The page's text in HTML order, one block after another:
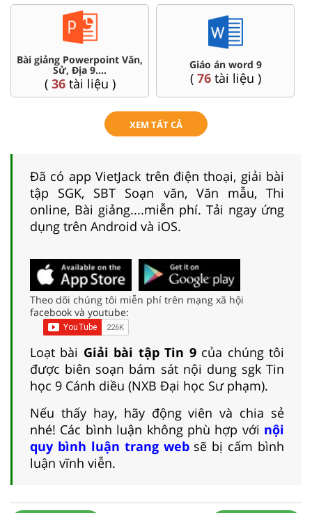
Bài giảng Powerpoint Văn,
Sử, Địa 9....
( 36tài liệu )
Giáo án word 9
( 76tài liệu )
XEM TẤT CẢ
Đã có app VietJack trên điện thoại, giải bài
tập SGK, SBT Soạn văn, Văn mẫu, Thi
online, Bài giảng....miễn phí. Tải ngay ứng
dụng trên Android và iOS.
Theo dõi chúng tôi miễn phí trên mạng xã hội
facebook và youtube:
Loạt bài Giải bài tập Tin 9của chúng tôi
được biên soạn bám sát nội dung sgk Tin
học 9 Cánh diều (NXB Đại học Sư phạm).
Nếu thấy hay, hãy động viên và chia sẻ
nhé! Các bình luận không phù hợp với nội
quy bình luận trang websẽ bị cấm bình
luận vĩnh viễn.